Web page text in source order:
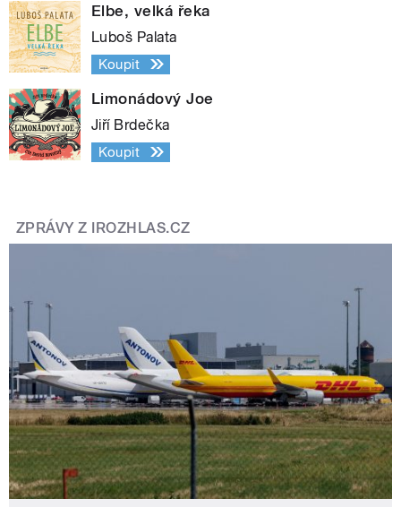
Elbe, velká řeka
Luboš Palata
Koupit
Limonádový Joe
Jiří Brdečka
Koupit
ZPRÁVY Z IROZHLAS.CZ